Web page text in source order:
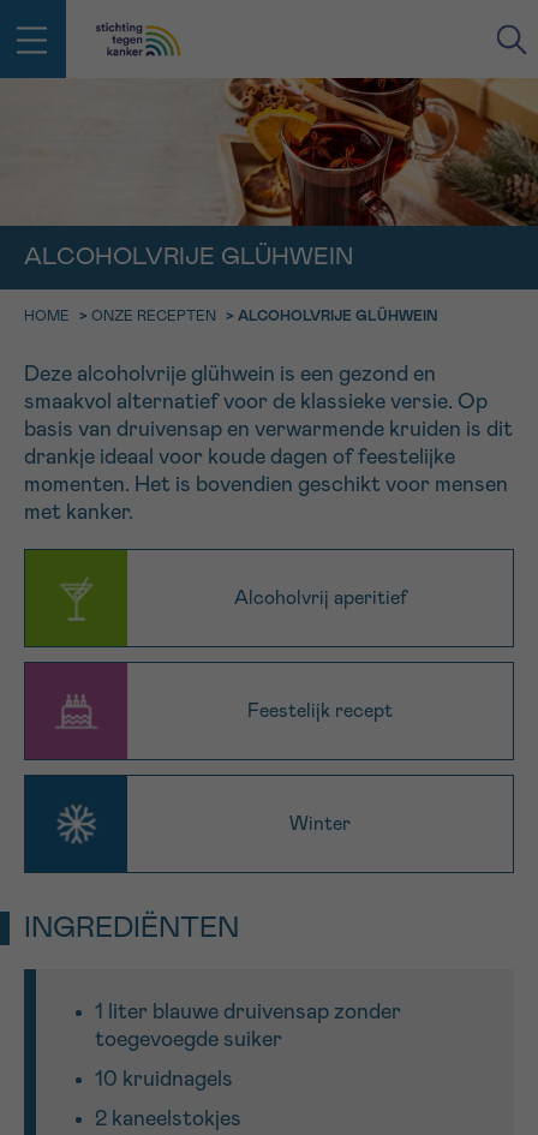
ALCOHOLVRIJE GLÜHWEIN
HOME > ONZE RECEPTEN > ALCOHOLVRIJE GLÜHWEIN
Deze alcoholvrije glühwein is een gezond en
smaakvol alternatief voor de klassieke versie. Op
basis van druivensap en verwarmende kruiden is dit
drankje ideaal voor koude dagen of feestelijke
momenten. Het is bovendien geschikt voor mensen
met kanker.
Alcoholvrij aperitief
Feestelijk recept
Winter
INGREDIËNTEN
1 liter blauwe druivensap zonder
toegevoegde suiker
10 kruidnagels
2 kaneelstokjes
NAAM
VOORNAAM
IN DE STRIJD TEGEN KANKER STA
JE NIET ALLEEN
Professionele medewerkers beantwoorden je vragen
Contacteer ons gratis
ma-vrij 9u tot 18u
Via ons
contactformulier
Ik wil graag opgebeld worden
geen enkele diagnose
TERUG
NAAM
VOORNAAM
Ja, stuur mij de nieuwsbrief
Ik aanvaard degebruiksvoorwaarden
Afspraak Vraag Gegevens Bevestiging
KIES DE TIJDSSPANNE VAN JE AFSPRAAK
9h-11h
11h-13h
13h-16h
Verder